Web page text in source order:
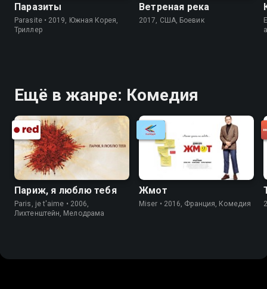
Паразиты
Parasite • 2019, Южная Корея,
Триллер
Ветреная река
2017, США, Боевик
Ещё в жанре: Комедия
Париж, я люблю тебя
Paris, je t'aime • 2006,
Лихтенштейн, Мелодрама
Жмот
Miser • 2016, Франция, Комедия